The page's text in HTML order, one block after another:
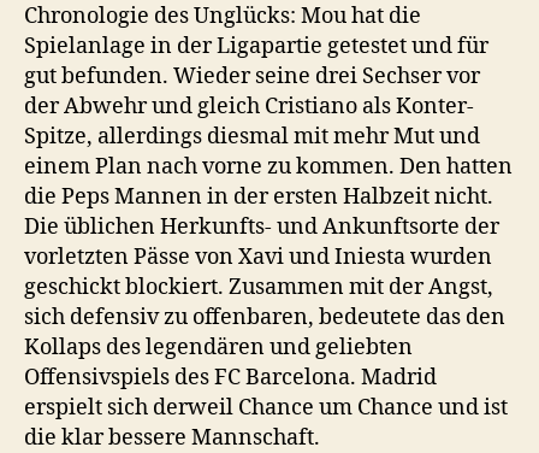
Chronologie des Unglücks: Mou hat die
Spielanlage in der Ligapartie getestet und für
gut befunden. Wieder seine drei Sechser vor
der Abwehr und gleich Cristiano als Konter-
Spitze, allerdings diesmal mit mehr Mut und
einem Plan nach vorne zu kommen. Den hatten
die Peps Mannen in der ersten Halbzeit nicht.
Die üblichen Herkunfts- und Ankunftsorte der
vorletzten Pässe von Xavi und Iniesta wurden
geschickt blockiert. Zusammen mit der Angst,
sich defensiv zu offenbaren, bedeutete das den
Kollaps des legendären und geliebten
Offensivspiels des FC Barcelona. Madrid
erspielt sich derweil Chance um Chance und ist
die klar bessere Mannschaft.